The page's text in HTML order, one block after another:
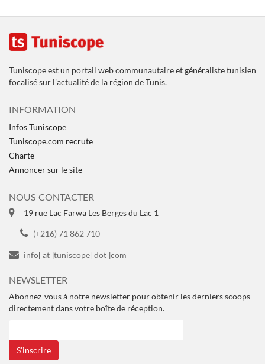
Tuniscope est un portail web communautaire et généraliste tunisien
focalisé sur l'actualité de la région de Tunis.
INFORMATION
Infos Tuniscope
Tuniscope.com recrute
Charte
Annoncer sur le site
NOUS CONTACTER
19 rue Lac Farwa Les Berges du Lac 1
(+216) 71 862 710
info[ at ]tuniscope[ dot ]com
NEWSLETTER
Abonnez-vous à notre newsletter pour obtenir les derniers scoops
directement dans votre boîte de réception.
S’inscrire